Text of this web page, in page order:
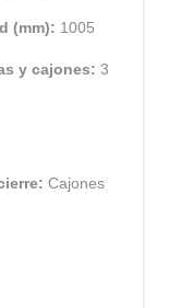
(mm): 1005
y cajones:3
Cajones